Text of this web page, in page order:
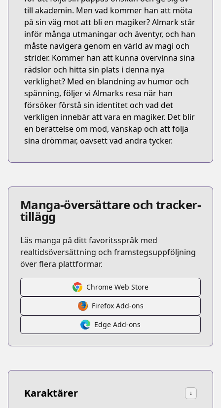
till akademin. Men vad kommer han att möta
på sin väg mot att bli en magiker? Almark står
inför många utmaningar och äventyr, och han
måste navigera genom en värld av magi och
strider. Kommer han att kunna övervinna sina
rädslor och hitta sin plats i denna nya
verklighet? Med en blandning av humor och
spänning, följer vi Almarks resa när han
försöker förstå sin identitet och vad det
verkligen innebär att vara en magiker. Det blir
en berättelse om mod, vänskap och att följa
sina drömmar, oavsett vad andra tycker.
Manga-översättare och tracker-
tillägg
Läs manga på ditt favoritsspråk med
realtidsöversättning och framstegsuppföljning
över flera plattformar.
Chrome Web Store
Firefox Add-ons
Edge Add-ons
Karaktärer ↓